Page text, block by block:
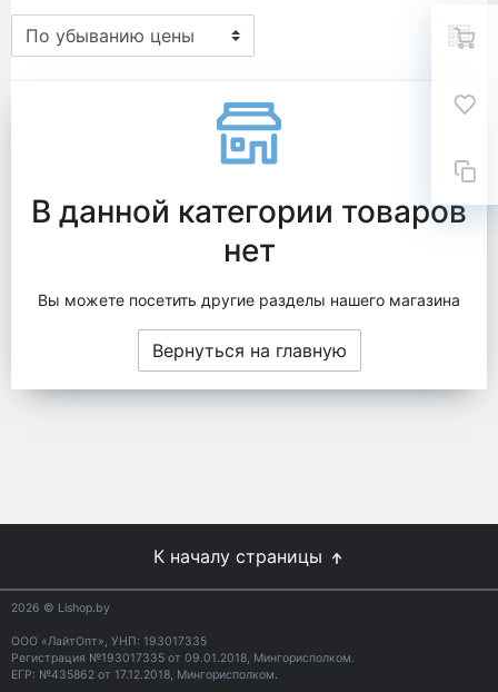
В данной категории товаров
нет
Вы можете посетить другие разделы нашего магазина
Вернуться на главную
К началу страницы
2026 © Lishop.by
ООО «ЛайтОпт», УНП: 193017335
Регистрация №193017335 от 09.01.2018, Мингорисполком.
ЕГР: №435862 от 17.12.2018, Мингорисполком.